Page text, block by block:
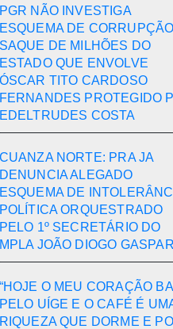
PGR NÃO INVESTIGA
ESQUEMA DE
SAQUE DE MILHÕES DO
ESTADO QUE ENVOLVE
ÓSCAR TITO CARDOSO
FERNANDES PROTEGIDO
EDELTRUDES COSTA
CUANZA NORTE: PRA JA
DENUNCIA ALEGADO
ESQUEMA DE
POLÍTICA ORQUESTRADO
PELO 1º SECRETÁRIO DO
MPLA JOÃO DIOGO GASPAR
“HOJE O MEU CORAÇÃO
PELO UÍGE E O CAFÉ É
RIQUEZA QUE DORME E